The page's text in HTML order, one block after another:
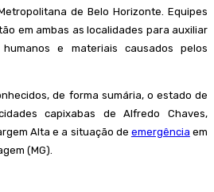
de Belo Horizonte. Equipes
em ambas as localidades para auxiliar
e materiais causados pelos
de forma sumária, o estado de
capixabas de Alfredo Chaves,
Alta e a situação de emergência em
(MG).